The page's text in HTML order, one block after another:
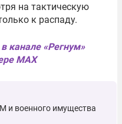
на тактическую
к распаду.
канале «Регнум»
MAX
и военного имущества